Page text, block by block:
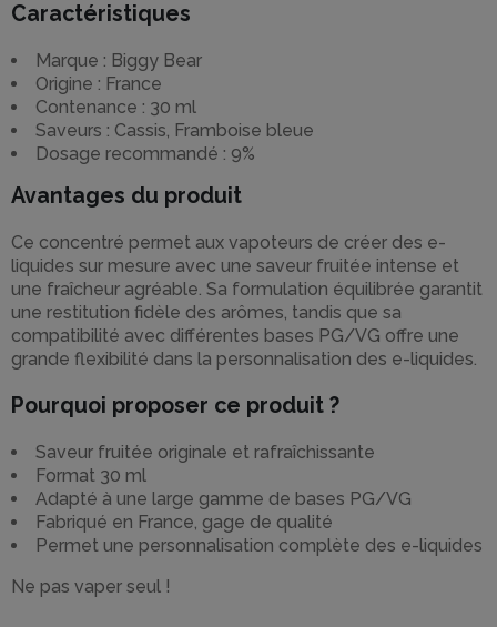
Caractéristiques
Marque : Biggy Bear
Origine : France
Contenance : 30 ml
Saveurs : Cassis, Framboise bleue
Dosage recommandé : 9%
Avantages du produit
Ce concentré permet aux vapoteurs de créer des e-
liquides sur mesure avec une saveur fruitée intense et
une fraîcheur agréable. Sa formulation équilibrée garantit
une restitution fidèle des arômes, tandis que sa
compatibilité avec différentes bases PG/VG offre une
grande flexibilité dans la personnalisation des e-liquides.
Pourquoi proposer ce produit ?
Saveur fruitée originale et rafraîchissante
Format 30 ml
Adapté à une large gamme de bases PG/VG
Fabriqué en France, gage de qualité
Permet une personnalisation complète des e-liquides
Ne pas vaper seul !